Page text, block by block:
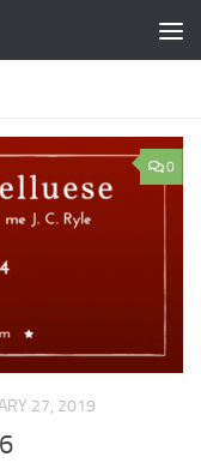
0
27, 2019